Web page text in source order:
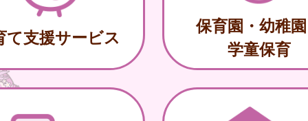
て支援サービス
保育園・幼稚
学童保育